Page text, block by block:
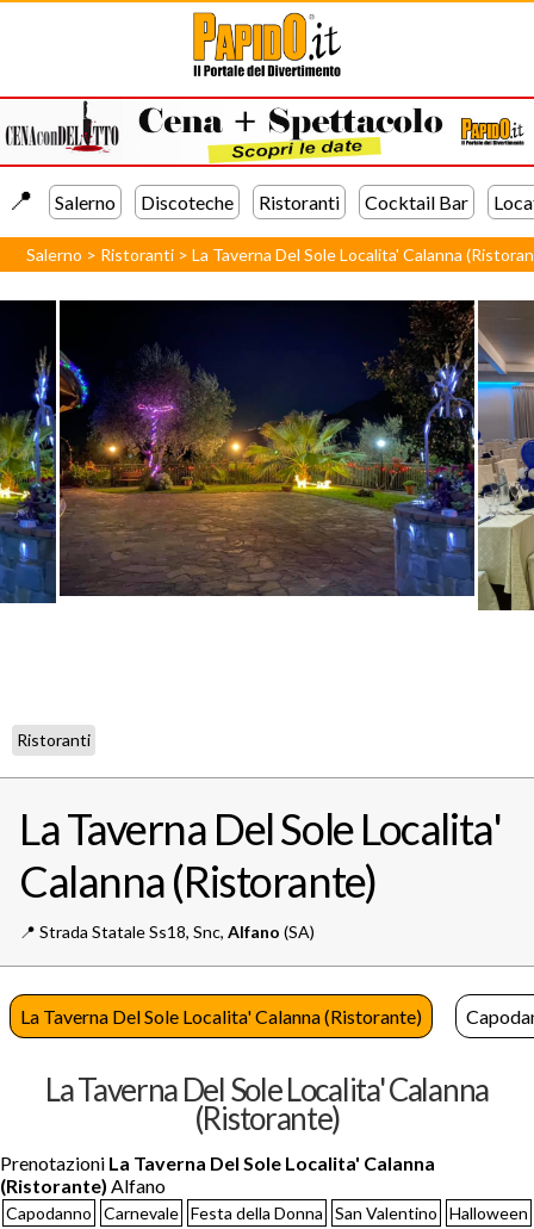
📍️ Salerno Discoteche Ristoranti Cocktail Bar
Salerno > Ristoranti >La Taverna Del Sole Localita' Calanna
Ristoranti
La Taverna Del Sole Localita'
Calanna (Ristorante)
📍️ Strada Statale Ss18, Snc, Alfano (SA)
La Taverna Del Sole Localita' Calanna (Ristorante)
La Taverna Del Sole Localita' Calanna
(Ristorante)
Prenotazioni La Taverna Del Sole Localita' Calanna
(Ristorante) Alfano
Capodanno Carnevale Festa della Donna San Valentino Halloween